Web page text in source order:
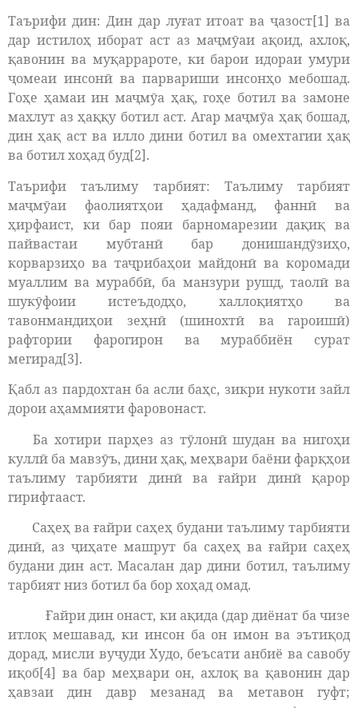
Таърифи дин: Дин дар луғат итоат ва ҷазост[1] ва
дар истилоҳ иборат аст аз маҷмӯаи ақоид, ахлоқ,
қавонин ва муқаррароте, ки барои идораи умури
ҷомеаи инсонӣ ва парвариши инсонҳо мебошад.
Гоҳе ҳамаи ин маҷмӯа ҳақ, гоҳе ботил ва замоне
махлут аз ҳаққу ботил аст. Агар маҷмӯа ҳақ бошад,
дин ҳақ аст ва илло дини ботил ва омехтагии ҳақ
ва ботил хоҳад буд[2].
Таърифи таълиму тарбият: Таълиму тарбият
маҷмӯаи фаолиятҳои ҳадафманд, фаннӣ ва
ҳирфаист, ки бар пояи барномарезии дақиқ ва
пайвастаи мубтанӣ бар донишандӯзиҳо,
корварзиҳо ва таҷрибаҳои майдонӣ ва коромади
муаллим ва мураббӣ, ба манзури рушд, таолӣ ва
шукӯфоии истеъдодҳо, халлоқиятҳо ва
тавонмандиҳои зеҳнӣ (шинохтӣ ва гароишӣ)
рафтории фарогирон ва мураббиён сурат
мегирад[3].
Қабл аз пардохтан ба асли баҳс, зикри нукоти зайл
дорои аҳаммияти фаровонаст.
Ба хотири парҳез аз тӯлонӣ шудан ва нигоҳи
куллӣ ба мавзӯъ, дини ҳақ, меҳвари баёни фарқҳои
таълиму тарбияти динӣ ва ғайри динӣ қарор
гирифтааст.
Саҳеҳ ва ғайри саҳеҳ будани таълиму тарбияти
динӣ, аз ҷиҳате машрут ба саҳеҳ ва ғайри саҳеҳ
будани дин аст. Масалан дар дини ботил, таълиму
тарбият низ ботил ба бор хоҳад омад.
Ғайри дин онаст, ки ақида (дар диёнат ба чизе
итлоқ мешавад, ки инсон ба он имон ва эътиқод
дорад, мисли вуҷуди Худо, беъсати анбиё ва савобу
иқоб[4] ва бар меҳвари он, ахлоқ ва қавонин дар
ҳавзаи дин давр мезанад ва метавон гуфт;